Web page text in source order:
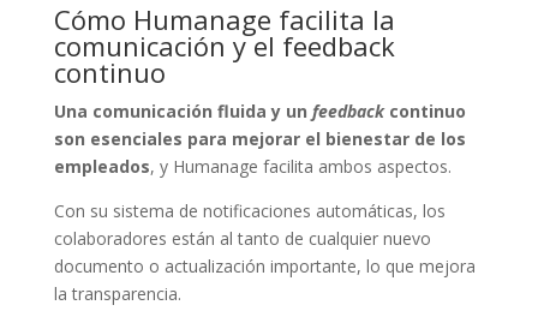
Cómo Humanage facilita la
comunicación y el feedback
continuo
Una comunicación fluida y un feedback continuo
son esenciales para mejorar el bienestar de los
empleados, y Humanage facilita ambos aspectos.
Con su sistema de notificaciones automáticas, los
colaboradores están al tanto de cualquier nuevo
documento o actualización importante, lo que mejora
la transparencia.